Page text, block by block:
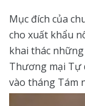
Mục đích của
cho xuất khẩu
khai thác
Thương mại Tự
vào tháng Tám